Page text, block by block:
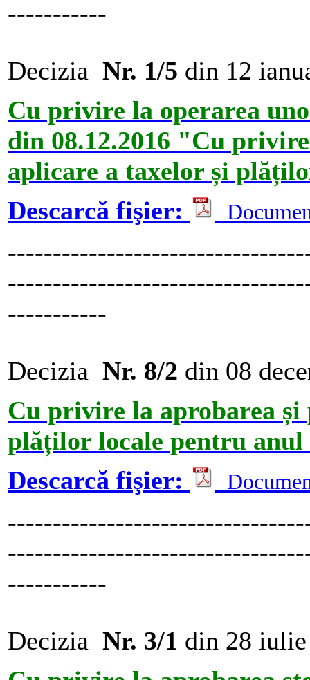
-----------
Decizia Nr. 1/5 din 12
Cu privire la operarea
din 08.12.2016 "Cu
aplicare a taxelor și
Descarcă fişier:
-----------
Decizia Nr. 8/2 din 08
Cu privire la aprobarea și
plăților locale pentru anul
Descarcă fişier:
-----------
Decizia Nr. 3/1 din 28